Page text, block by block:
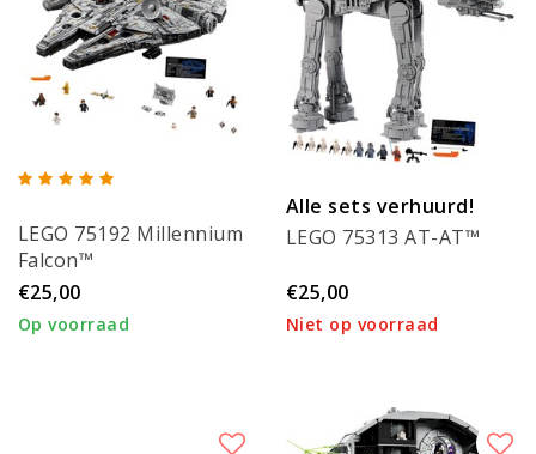
LEGO 75192 Millennium
Falcon™
€25,00
Op voorraad
Alle sets verhuurd!
LEGO 75313 AT-AT™
€25,00
Niet op voorraad